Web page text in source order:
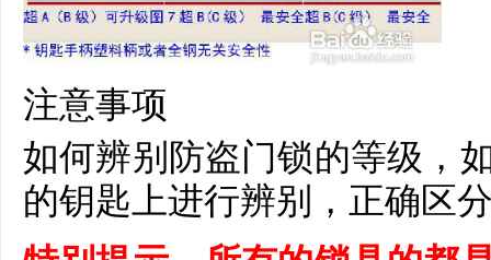
注意事项
如何辨别防盗门锁的等级，
的钥匙上进行辨别，正确区